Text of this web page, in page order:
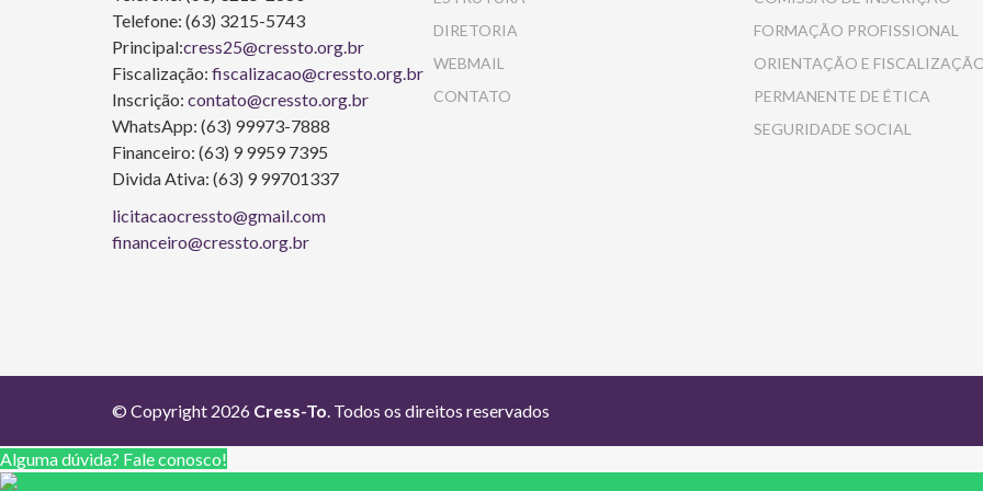
Telefone: (63) 3215-5743
Principal:cress25@cressto.org.br
Fiscalização: fiscalizacao@cressto.org.br
Inscrição: contato@cressto.org.br
WhatsApp: (63) 99973-7888
Financeiro: (63) 9 9959 7395
Divida Ativa: (63) 9 99701337
licitacaocressto@gmail.com
financeiro@cressto.org.br
DIRETORIA
WEBMAIL
CONTATO
FORMAÇÃO PROFISSIONAL
ORIENTAÇÃO E
PERMANENTE DE ÉTICA
SEGURIDADE SOCIAL
© Copyright 2026 Cress-To. Todos os direitos reservados
Alguma dúvida? Fale conosco!